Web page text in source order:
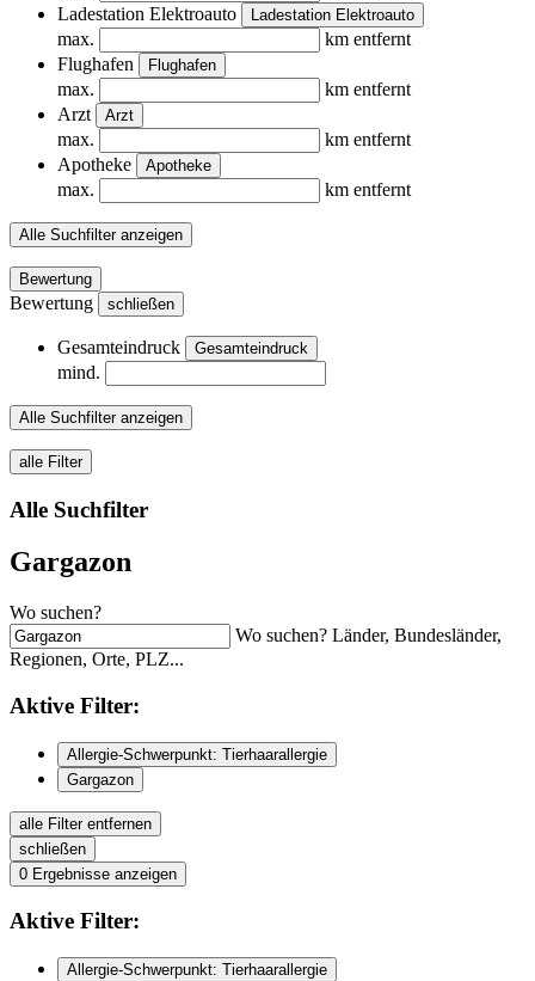
Ladestation Elektroauto
Ladestation Elektroauto
max.
km entfernt
Flughafen
Flughafen
max.
km entfernt
Arzt
Arzt
max.
km entfernt
Apotheke
Apotheke
max. km entfernt
Alle Suchfilter anzeigen
Bewertung
Bewertung schließen
Gesamteindruck Gesamteindruck
mind.
Alle Suchfilter anzeigen
alle Filter
Alle Suchfilter
Gargazon
Wo suchen?
Wo suchen? Länder, Bundesländer,
Regionen, Orte, PLZ...
Aktive Filter:
Allergie-Schwerpunkt: Tierhaarallergie
Gargazon
alle Filter entfernen
schließen
0 Ergebnisse anzeigen
Aktive Filter:
Allergie-Schwerpunkt: Tierhaarallergie